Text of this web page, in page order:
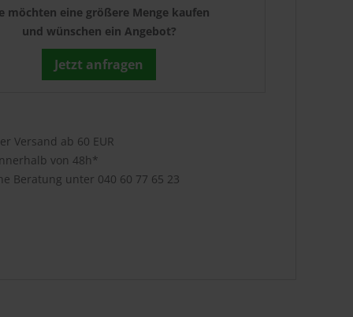
möchten eine größere Menge kaufen
und wünschen ein Angebot?
Jetzt anfragen
Versand ab 60 EUR
von 48h*
Beratung unter 040 60 77 65 23